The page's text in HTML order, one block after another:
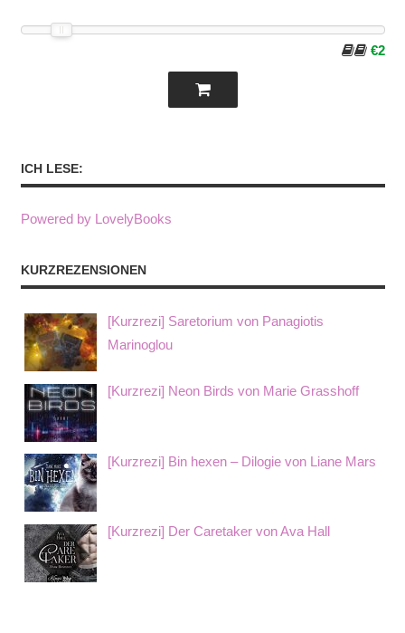
€2
ICH LESE:
Powered by LovelyBooks
KURZREZENSIONEN
[Kurzrezi] Saretorium von Panagiotis
Marinoglou
[Kurzrezi] Neon Birds von Marie Grasshoff
[Kurzrezi] Bin hexen – Dilogie von Liane Mars
[Kurzrezi] Der Caretaker von Ava Hall